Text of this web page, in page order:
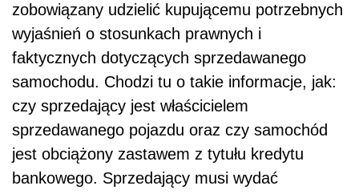
zobowiązany udzielić kupującemu potrzebnych
wyjaśnień o stosunkach prawnych i
faktycznych dotyczących sprzedawanego
samochodu. Chodzi tu o takie informacje, jak:
czy sprzedający jest właścicielem
sprzedawanego pojazdu oraz czy samochód
jest obciążony zastawem z tytułu kredytu
bankowego. Sprzedający musi wydać